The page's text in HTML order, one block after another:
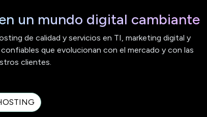
un mundo digital cambiante
de calidad y servicios en TI, marketing digital y
que evolucionan con el mercado y con las
clientes.